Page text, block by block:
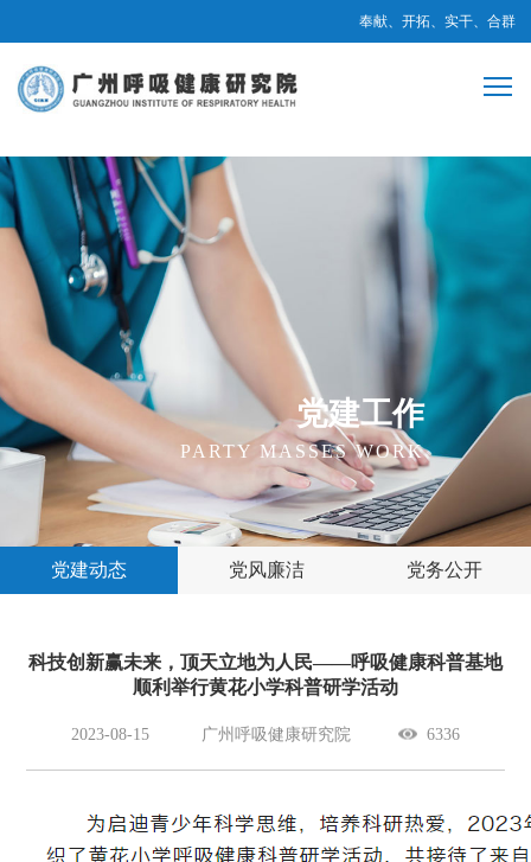
奉献、开拓、实干、合群
党建工作
PARTY MASSES WORK
党建动态 党风廉洁 党务公开
科技创新赢未来，顶天立地为人民——呼吸健康科普基地
顺利举行黄花小学科普研学活动
2023-08-15 广州呼吸健康研究院 6336